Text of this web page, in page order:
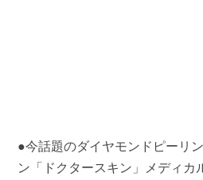
ジ
ェ
●今話題のダイヤモンドピーリ
ン「ドクタースキン」メディカ